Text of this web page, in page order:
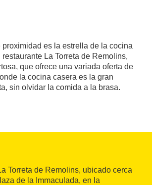
proximidad es la estrella de la cocina
La Torreta de Remolins,
que ofrece una variada oferta de
la cocina casera es la gran
sin olvidar la comida a la brasa.
Torreta de Remolins, ubicado cerca
de la Immaculada, en la